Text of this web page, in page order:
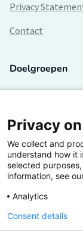
Privacy
Contact
Doelgroepen
Lectoren en
Bedrijven
Hogescholen
Privacy
We collect and
understand how it
selected
information, see
Analytics
Consent details